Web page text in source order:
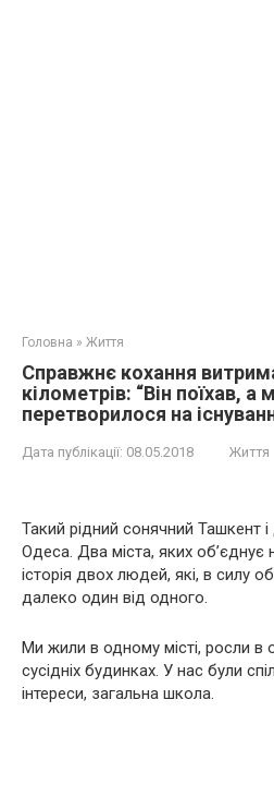
Головна » Життя
Справжнє кохання
кілометрів: “Він поїхав, а
перетворилося на
Дата публікації: 08.05.2018 Життя
Такий рідний сонячний Ташкент
Одеса. Два міста, яких об’єднує
історія двох людей, які, в силу
далеко один від одного.
Ми жили в одному місті, росли в
сусідніх будинках. У нас були
інтереси, загальна школа.